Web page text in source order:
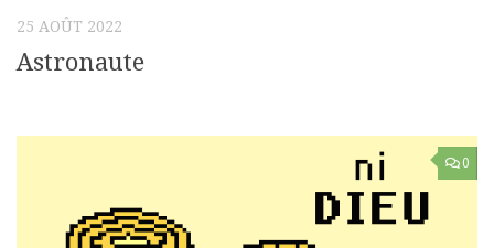
25 AOÛT 2022
Astronaute
0